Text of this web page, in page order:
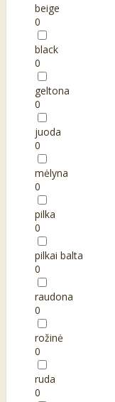
beige
0
black
0
geltona
0
juoda
0
mėlyna
0
pilka
0
pilkai balta
0
raudona
0
rožinė
0
ruda
0